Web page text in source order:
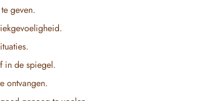
geven.
in de spiegel.
ontvangen.